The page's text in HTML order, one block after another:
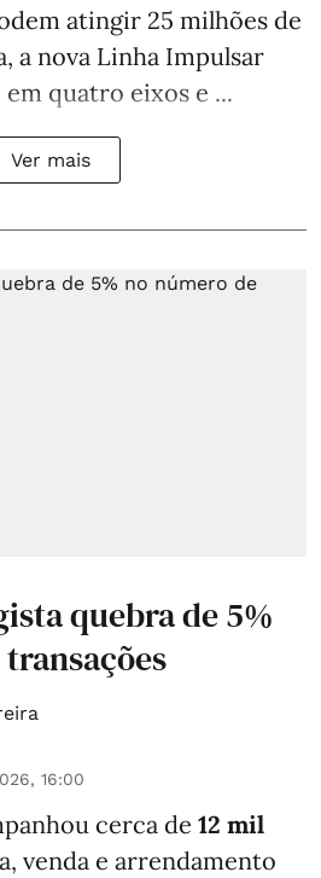
atingir 25 milhões de
a nova Linha Impulsar
quatro eixos e ...
Ver mais
quebra de 5%
16:00
cerca de 12 mil
venda e arrendamento